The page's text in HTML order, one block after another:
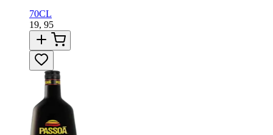
70CL
19, 95